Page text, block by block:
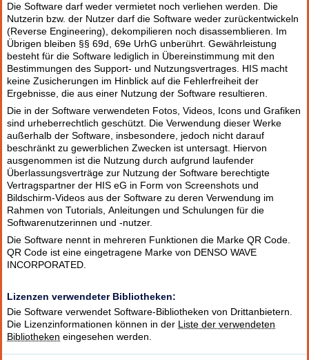
Die Software darf weder vermietet noch verliehen werden. Die
Nutzerin bzw. der Nutzer darf die Software weder zurückentwickeln
(Reverse Engineering), dekompilieren noch disassemblieren. Im
Übrigen bleiben §§ 69d, 69e UrhG unberührt. Gewährleistung
besteht für die Software lediglich in Übereinstimmung mit den
Bestimmungen des Support- und Nutzungsvertrages. HIS macht
keine Zusicherungen im Hinblick auf die Fehlerfreiheit der
Ergebnisse, die aus einer Nutzung der Software resultieren.
Die in der Software verwendeten Fotos, Videos, Icons und Grafiken
sind urheberrechtlich geschützt. Die Verwendung dieser Werke
außerhalb der Software, insbesondere, jedoch nicht darauf
beschränkt zu gewerblichen Zwecken ist untersagt. Hiervon
ausgenommen ist die Nutzung durch aufgrund laufender
Überlassungsverträge zur Nutzung der Software berechtigte
Vertragspartner der HIS eG in Form von Screenshots und
Bildschirm-Videos aus der Software zu deren Verwendung im
Rahmen von Tutorials, Anleitungen und Schulungen für die
Softwarenutzerinnen und -nutzer.
Die Software nennt in mehreren Funktionen die Marke QR Code.
QR Code ist eine eingetragene Marke von DENSO WAVE
INCORPORATED.
Lizenzen verwendeter Bibliotheken:
Die Software verwendet Software-Bibliotheken von Drittanbietern.
Die Lizenzinformationen können in der Liste der verwendeten
Bibliotheken eingesehen werden.